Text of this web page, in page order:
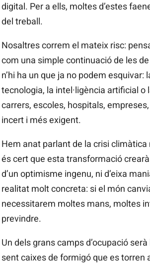
digital. Per a ells, moltes d’estes
del treball.
Nosaltres correm el mateix risc:
com una simple continuació de les
n’hi ha un que ja no podem
tecnologia, la intel·ligència artificial
carrers, escoles, hospitals,
incert i més exigent.
Hem anat parlant de la crisi
és cert que esta transformació
d’un optimisme ingenu, ni d’eixa
realitat molt concreta: si el món
necessitarem moltes mans, moltes
previndre.
Un dels grans camps d’ocupació
sent caixes de formigó que es torren